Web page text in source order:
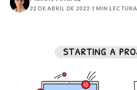
22 DE ABRIL DE 2022·1 MIN LECTURA